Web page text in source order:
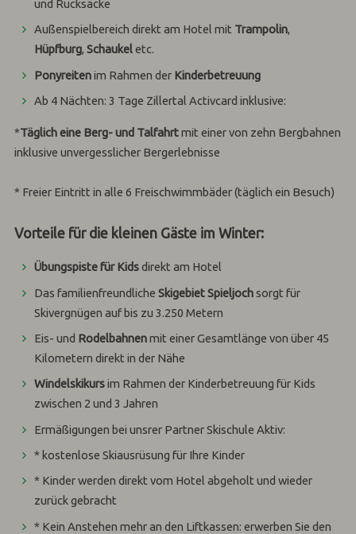
und Rucksäcke
Außenspielbereich direkt am Hotel mit Trampolin,
Hüpfburg,Schaukeletc.
Ponyreitenim Rahmen der Kinderbetreuung
Ab 4 Nächten: 3 Tage Zillertal Activcard inklusive:
*Täglich eine Berg- und Talfahrtmit einer von zehn Bergbahnen
inklusive unvergesslicher Bergerlebnisse
* Freier Eintritt in alle 6 Freischwimmbäder (täglich ein Besuch)
Vorteile für die kleinen Gäste im Winter:
Übungspiste für Kidsdirekt am Hotel
Das familienfreundlicheSkigebiet Spieljochsorgt für
Skivergnügen auf bis zu 3.250 Metern
Eis- und Rodelbahnenmit einer Gesamtlänge von über 45
Kilometern direkt in der Nähe
Windelskikursim Rahmen der Kinderbetreuung für Kids
zwischen 2 und 3 Jahren
Ermäßigungen bei unsrer Partner Skischule Aktiv:
* kostenlose Skiausrüsung für Ihre Kinder
* Kinder werden direkt vom Hotel abgeholt und wieder
zurück gebracht
* Kein Anstehen mehr an den Liftkassen: erwerben Sie den